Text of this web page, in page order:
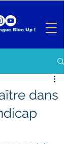
Blue Up !
dans